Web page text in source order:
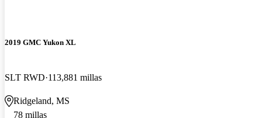
2019 GMC Yukon XL
SLT RWD 113,881 millas
Ridgeland, MS
78 millas